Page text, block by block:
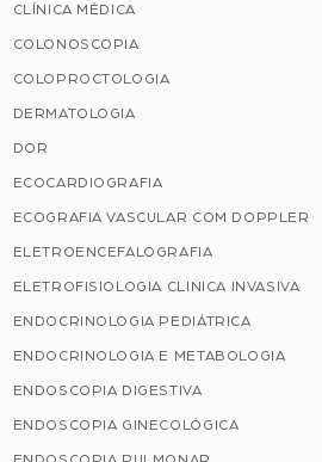
CLÍNICA MÉDICA
COLONOSCOPIA
COLOPROCTOLOGIA
DERMATOLOGIA
DOR
ECOCARDIOGRAFIA
ECOGRAFIA VASCULAR COM DOPPLER
ELETROENCEFALOGRAFIA
ELETROFISIOLOGIA CLINICA INVASIVA
ENDOCRINOLOGIA PEDIÁTRICA
ENDOCRINOLOGIA E METABOLOGIA
ENDOSCOPIA DIGESTIVA
ENDOSCOPIA GINECOLÓGICA